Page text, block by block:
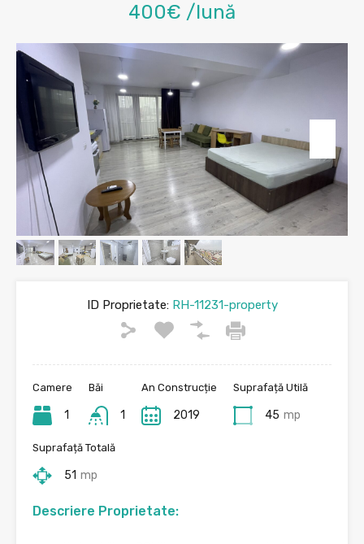
400€ /lună
ID Proprietate:RH-11231-property
Camere
1
Băi
1
An Construcție
2019
Suprafață Utilă
45 mp
Suprafață Totală
51 mp
Descriere Proprietate: